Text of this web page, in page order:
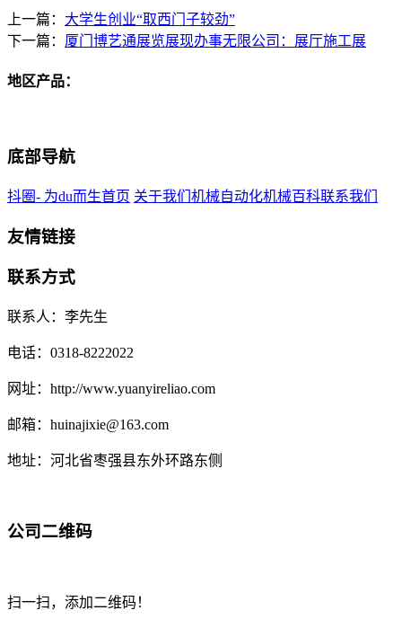
上一篇： 大学生创业“取西门子较劲”
下一篇： 厦门博艺通展览展现办事无限公司：展厅施工展
地区产品：
底部导航
抖圈- 为du而生首页 关于我们 机械自动化机械百科联系我们
友情链接
联系方式
联系人：李先生
电话：0318-8222022
网址：http://www.yuanyireliao.com
邮箱：huinajixie@163.com
地址：河北省枣强县东外环路东侧
公司二维码
扫一扫，添加二维码！